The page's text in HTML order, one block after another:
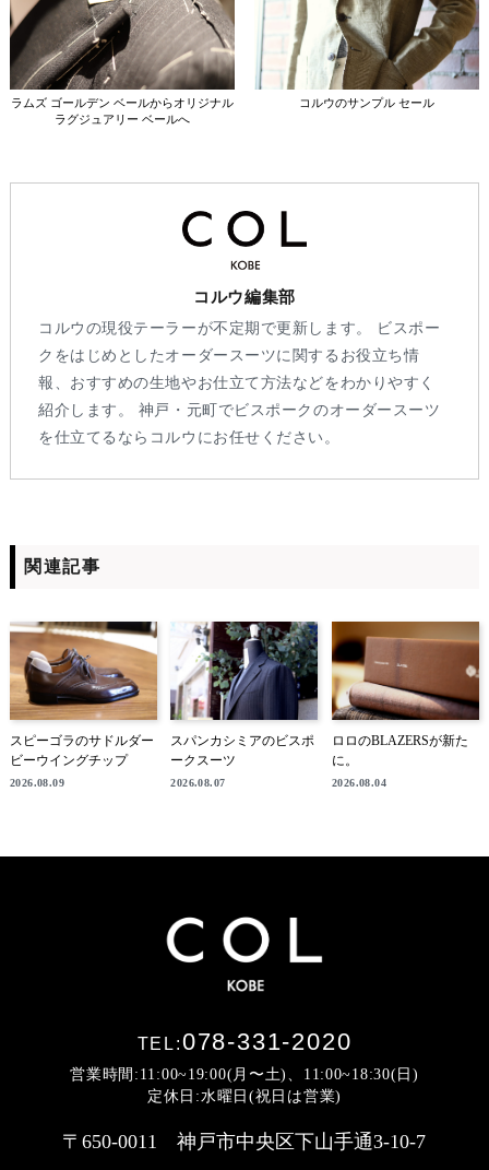
ラムズ ゴールデン ベールからオリジナル
ラグジュアリー ベールへ
コルウのサンプル セール
コルウ編集部
コルウの現役テーラーが不定期で更新します。 ビスポー
クをはじめとしたオーダースーツに関するお役立ち情
報、おすすめの生地やお仕立て方法などをわかりやすく
紹介します。 神戸・元町でビスポークのオーダースーツ
を仕立てるならコルウにお任せください。
関連記事
スピーゴラのサドルダー
ビーウイングチップ
2026.08.09
スパンカシミアのビスポ
ークスーツ
2026.08.07
ロロのBLAZERSが新た
に。
2026.08.04
TEL:078-331-2020
営業時間:11:00~19:00(月〜土)、11:00~18:30(日)
定休日:水曜日(祝日は営業)
〒650-0011 神戸市中央区下山手通3-10-7